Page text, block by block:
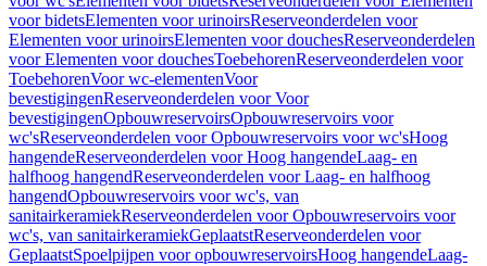
voor bidetsElementen voor urinoirsReserveonderdelen voor
Elementen voor urinoirsElementen voor douchesReserveonderdelen
voor Elementen voor douchesToebehorenReserveonderdelen voor
ToebehorenVoor wc-elementenVoor
bevestigingenReserveonderdelen voor Voor
bevestigingenOpbouwreservoirsOpbouwreservoirs voor
wc'sReserveonderdelen voor Opbouwreservoirs voor wc'sHoog
hangendeReserveonderdelen voor Hoog hangendeLaag- en
halfhoog hangendReserveonderdelen voor Laag- en halfhoog
hangendOpbouwreservoirs voor wc's, van
sanitairkeramiekReserveonderdelen voor Opbouwreservoirs voor
wc's, van sanitairkeramiekGeplaatstReserveonderdelen voor
GeplaatstSpoelpijpen voor opbouwreservoirsHoog hangendeLaag-